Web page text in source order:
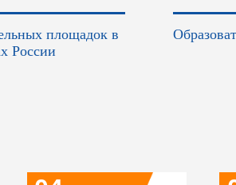
площадок в
России